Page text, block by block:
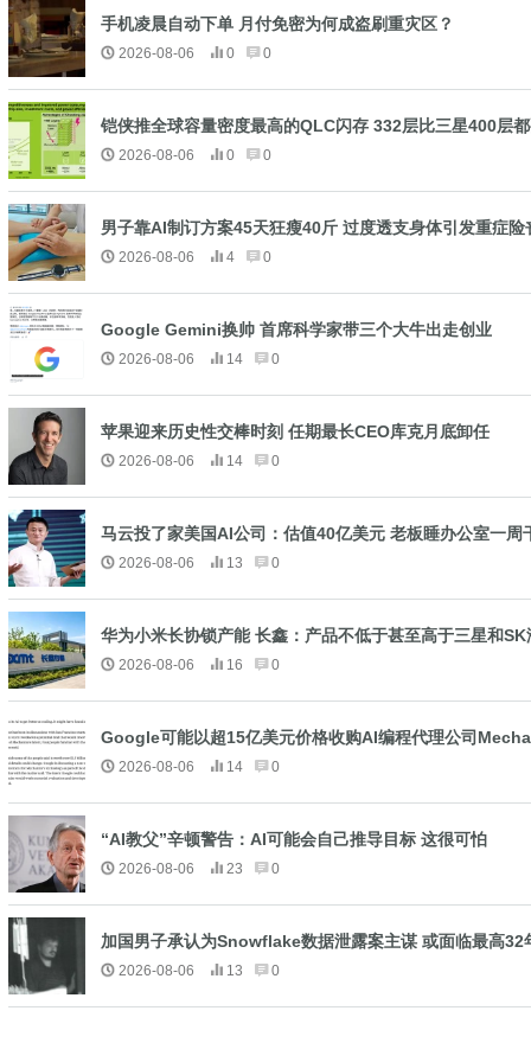
手机凌晨自动下单 月付免密为何成盗刷重灾区？
2026-08-06 0 0
铠侠推全球容量密度最高的QLC闪存 332层比三星400层
2026-08-06 0 0
男子靠AI制订方案45天狂瘦40斤 过度透支身体引发重症险
2026-08-06 4 0
Google Gemini换帅 首席科学家带三个大牛出走创业
2026-08-06 14 0
苹果迎来历史性交棒时刻 任期最长CEO库克月底卸任
2026-08-06 14 0
马云投了家美国AI公司：估值40亿美元 老板睡办公室一周
2026-08-06 13 0
华为小米长协锁产能 长鑫：产品不低于甚至高于三星和SK
2026-08-06 16 0
Google可能以超15亿美元价格收购AI编程代理公司
2026-08-06 14 0
“AI教父”辛顿警告：AI可能会自己推导目标 这很可怕
2026-08-06 23 0
加国男子承认为Snowflake数据泄露案主谋 或面临最高32
2026-08-06 13 0